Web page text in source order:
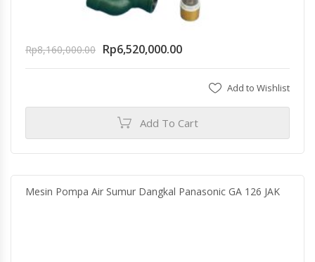
Rp8,160,000.00 Rp6,520,000.00
Add to Wishlist
Add To Cart
Mesin Pompa Air Sumur Dangkal Panasonic GA 126 JAK